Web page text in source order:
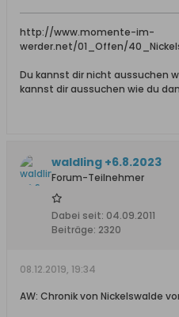
http://www.momente-im-
werder.net/01_Offen/
Du kannst dir nicht aussuchen
kannst dir aussuchen wie du
waldling +6.8.2023
Forum-Teilnehmer
Dabei seit: 04.09.2011
Beiträge: 2320
08.12.2019, 19:34
AW: Chronik von Nickelswalde